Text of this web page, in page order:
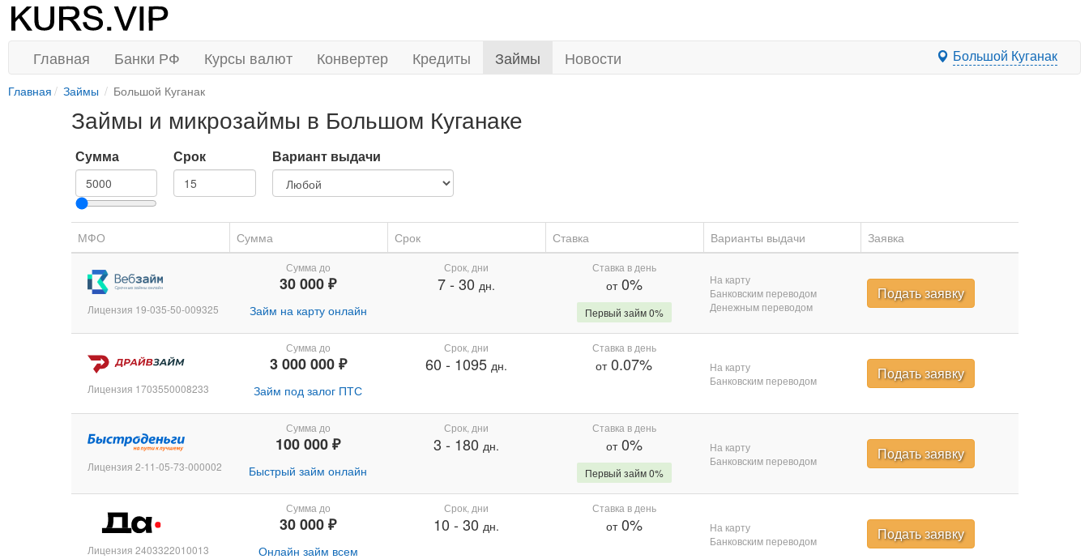
Главная Банки РФ Курсы валют Конвертер Кредиты Займы Новости Большой Куганак
Главная Займы Большой Куганак
Займы и микрозаймы в Большом Куганаке
Сумма Срок Вариант выдачи
МФО Сумма Срок Ставка Варианты выдачи Заявка
Лицензия 19-035-50-009325
Сумма до
30 000 ₽
Займ на карту онлайн
Срок, дни
7- 30 дн.
Ставка в день
от0%
Первый займ 0%
На карту
Банковским переводом
Денежным переводом
Подать заявку
Лицензия 1703550008233
Сумма до
3 000 000 ₽
Займ под залог ПТС
Срок, дни
60 - 1095 дн.
Ставка в день
от0.07%
На карту
Банковским переводом
Подать заявку
Лицензия 2-11-05-73-000002
Сумма до
100 000 ₽
Быстрый займ онлайн
Срок, дни
3 - 180 дн.
Ставка в день
от0%
Первый займ 0%
На карту
Банковским переводом
Подать заявку
Лицензия 2403322010013
Сумма до
30 000 ₽
Онлайн займ всем
Срок, дни
10 - 30 дн.
Ставка в день
от0%
На карту
Банковским переводом
Подать заявку